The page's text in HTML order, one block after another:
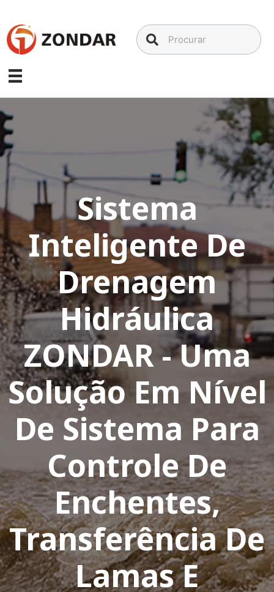
conteúdo
Sistema
Inteligente De
Drenagem
Hidráulica
ZONDAR - Uma
Solução Em Nível
De Sistema Para
Controle De
Enchentes,
Transferência De
Lamas E